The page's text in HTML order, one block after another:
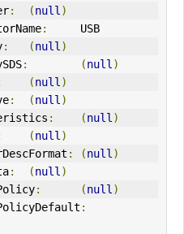
: (null )
:
     USB
: (null )
: (null )
(null )
: (null )
: (null )
(null )
: (null )
: (null )
: (null )
: